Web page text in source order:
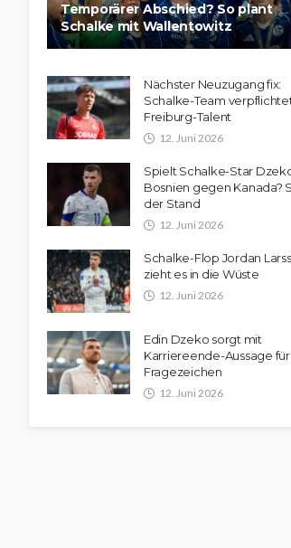
Temporärer Abschied? So plant
Schalke mit Wallentowitz
Nächster Neuzugang fix:
Schalke-Team
Freiburg-Talent
12. Juni 2026
Spielt Schalke-Star
Bosnien gegen Kanada?
der Stand
12. Juni 2026
Schalke-Flop Jordan
zieht es in die Wüste
12. Juni 2026
Edin Dzeko sorgt mit
Karriereende-Aussage für
Fragezeichen
12. Juni 2026